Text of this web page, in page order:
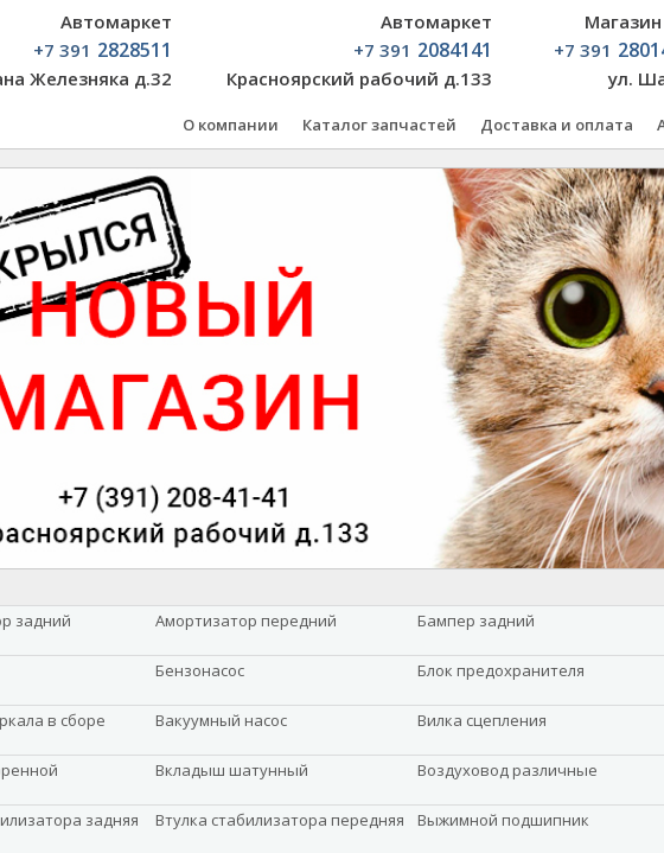
Автомаркет
+7 391 2828511
Железняка д.32
Автомаркет
+7 391 2084141
Красноярский рабочий д.133
Магазин
+7 391
ул.
О компании Каталог запчастей Доставка и оплата
задний Амортизатор передний Бампер задний
Бензонасос Блок предохранителя
в сборе Вакуумный насос Вилка сцепления
Вкладыш шатунный Воздуховод различные
задняя Втулка стабилизатора передняя Выжимной подшипник